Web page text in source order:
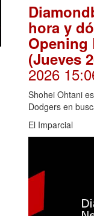
hora y
Opening
(Jueves
2026
Shohei Ohtani
Dodgers en
El Imparcial